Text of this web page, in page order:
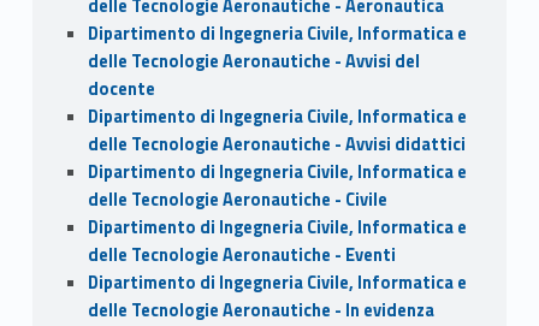
delle Tecnologie Aeronautiche - Aeronautica
Dipartimento di Ingegneria Civile, Informatica e
delle Tecnologie Aeronautiche - Avvisi del
docente
Dipartimento di Ingegneria Civile, Informatica e
delle Tecnologie Aeronautiche - Avvisi didattici
Dipartimento di Ingegneria Civile, Informatica e
delle Tecnologie Aeronautiche - Civile
Dipartimento di Ingegneria Civile, Informatica e
delle Tecnologie Aeronautiche - Eventi
Dipartimento di Ingegneria Civile, Informatica e
delle Tecnologie Aeronautiche - In evidenza